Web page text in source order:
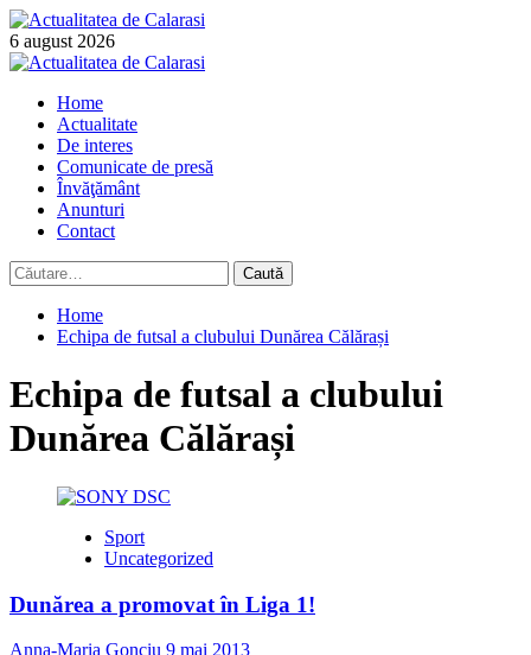
Skip
to
content
6 august 2026
Primary
Home
Actualitate
De interes
Comunicate de presă
Învăţământ
Anunturi
Contact
Caută
după:
Home
Echipa de futsal a clubului Dunărea Călărași
Echipa de futsal a clubului
Dunărea Călărași
Sport
Uncategorized
Dunărea a promovat în Liga 1!
Anna-Maria Gonciu 9 mai 2013